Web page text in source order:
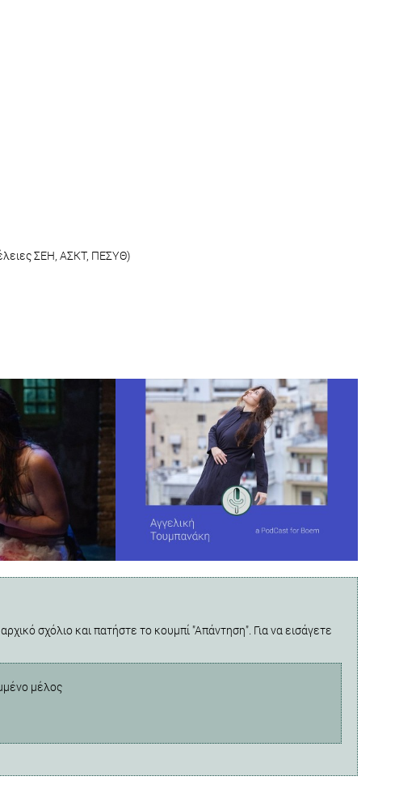
ΣΕΗ, ΑΣΚΤ, ΠΕΣΥΘ)
σχόλιο και πατήστε το κουμπί "Απάντηση". Για να εισάγετε
μέλος